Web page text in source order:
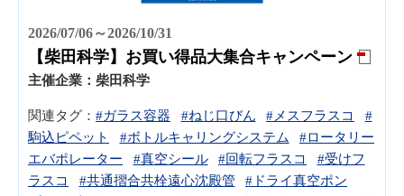
2026/07/06～2026/10/31
【柴田科学】お買い得品大集合キャンペーン
主催企業： 柴田科学
関連タグ： #ガラス容器 #ねじ口びん #メスフラスコ
#
駒込ピペット
#ボトルキャリングシステム
#ロータリー
エバポレーター
#真空シール #回転フラスコ
#受けフ
ラスコ
#共通摺合共栓遠心沈殿管
#ドライ真空ポン